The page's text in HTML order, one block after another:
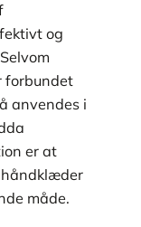
og
forbundet
anvendes i
er at
håndklæder
måde.